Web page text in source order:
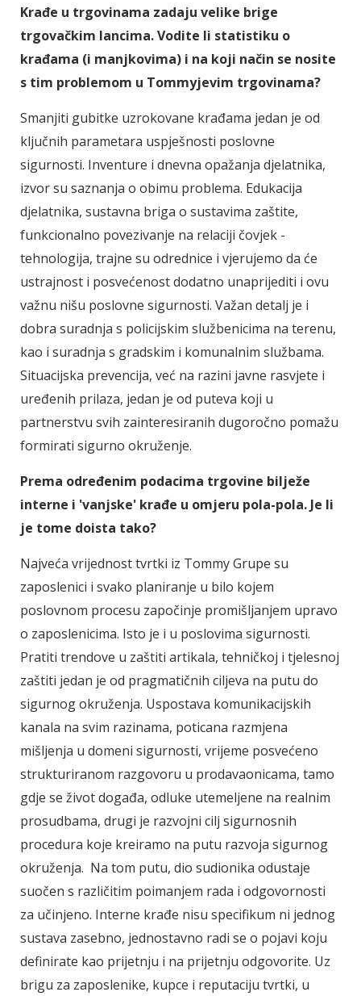
Krađe u trgovinama zadaju velike brige
trgovačkim lancima. Vodite li statistiku o
krađama (i manjkovima) i na koji način se nosite
s tim problemom u Tommyjevim trgovinama?
Smanjiti gubitke uzrokovane krađama jedan je od
ključnih parametara uspješnosti poslovne
sigurnosti. Inventure i dnevna opažanja djelatnika,
izvor su saznanja o obimu problema. Edukacija
djelatnika, sustavna briga o sustavima zaštite,
funkcionalno povezivanje na relaciji čovjek -
tehnologija, trajne su odrednice i vjerujemo da će
ustrajnost i posvećenost dodatno unaprijediti i ovu
važnu nišu poslovne sigurnosti. Važan detalj je i
dobra suradnja s policijskim službenicima na terenu,
kao i suradnja s gradskim i komunalnim službama.
Situacijska prevencija, već na razini javne rasvjete i
uređenih prilaza, jedan je od puteva koji u
partnerstvu svih zainteresiranih dugoročno pomažu
formirati sigurno okruženje.
Prema određenim podacima trgovine bilježe
interne i 'vanjske' krađe u omjeru pola-pola. Je li
je tome doista tako?
Najveća vrijednost tvrtki iz Tommy Grupe su
zaposlenici i svako planiranje u bilo kojem
poslovnom procesu započinje promišljanjem upravo
o zaposlenicima. Isto je i u poslovima sigurnosti.
Pratiti trendove u zaštiti artikala, tehničkoj i tjelesnoj
zaštiti jedan je od pragmatičnih ciljeva na putu do
sigurnog okruženja. Uspostava komunikacijskih
kanala na svim razinama, poticana razmjena
mišljenja u domeni sigurnosti, vrijeme posvećeno
strukturiranom razgovoru u prodavaonicama, tamo
gdje se život događa, odluke utemeljene na realnim
prosudbama, drugi je razvojni cilj sigurnosnih
procedura koje kreiramo na putu razvoja sigurnog
okruženja. Na tom putu, dio sudionika odustaje
suočen s različitim poimanjem rada i odgovornosti
za učinjeno. Interne krađe nisu specifikum ni jednog
sustava zasebno, jednostavno radi se o pojavi koju
definirate kao prijetnju i na prijetnju odgovorite. Uz
brigu za zaposlenike, kupce i reputaciju tvrtki, u